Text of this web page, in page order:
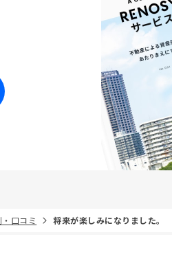
口コミ 将来が楽しみになりました。